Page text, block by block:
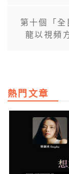
第十個「
龍以視頻
熱門文章